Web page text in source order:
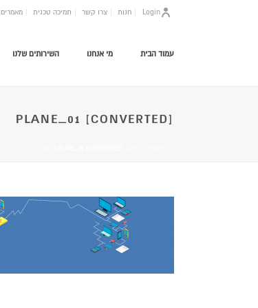
חנות צרו קשר תמיכה טכנית מאמרים Login
השירותים שלנו מי אנחנו עמוד הבית
PLANE_01 [CONVERTED]